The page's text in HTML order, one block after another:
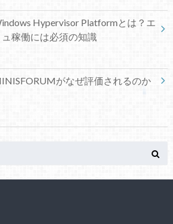
Hypervisor Platformとは？エ
ュ稼働には必須の知識
がなぜ評価されるのか